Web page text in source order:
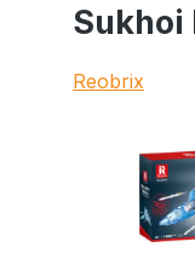
Sukhoi
Reobrix
Bildergalerie